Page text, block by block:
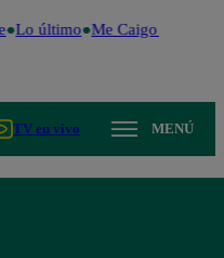
Lo último Me Caigo de Risa
TV en vivo MENÚ